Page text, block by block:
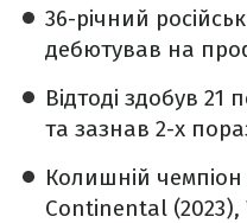
36-річний
дебютував на
Відтоді здобув 21
та зазнав 2-х
Колишній
Continental (2023),